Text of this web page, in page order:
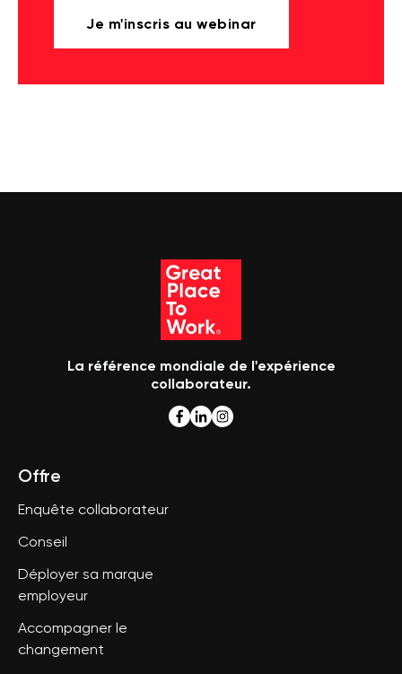
Je m'inscris au webinar
La référence mondiale de l'expérience
collaborateur.
Offre
Enquête collaborateur
Conseil
Déployer sa marque
employeur
Accompagner le
changement